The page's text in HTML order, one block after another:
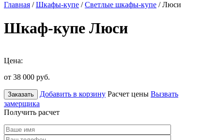
Главная /Шкафы-купе /Светлые шкафы-купе / Люси
Шкаф-купе Люси
Цена:
от 38 000 руб.
Заказать Добавить в корзину Расчет цены Вызвать
замерщика
Получить расчет